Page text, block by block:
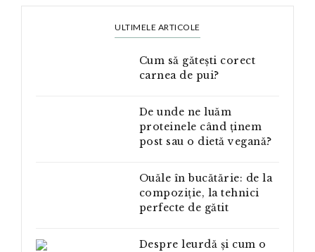
ULTIMELE ARTICOLE
Cum să gătești corect
carnea de pui?
De unde ne luăm
proteinele când ținem
post sau o dietă vegană?
Ouăle în bucătărie: de la
compoziție, la tehnici
perfecte de gătit
Despre leurdă și cum o